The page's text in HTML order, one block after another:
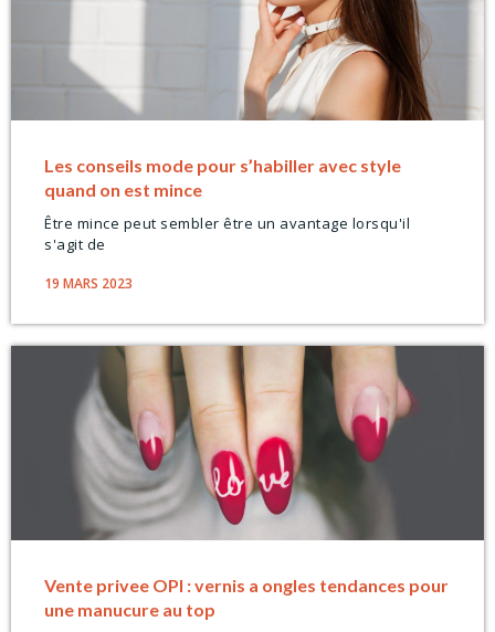
Les conseils mode pour s’habiller avec style
quand on est mince
Être mince peut sembler être un avantage lorsqu'il
s'agit de
19 MARS 2023
Vente privee OPI : vernis a ongles tendances pour
une manucure au top